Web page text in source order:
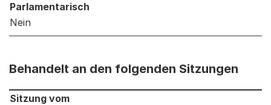
Parlamentarisch
Nein
Behandelt an den folgenden Sitzungen
Behandelt an den folgenden Sitzungen: Informationen
Sitzung vom